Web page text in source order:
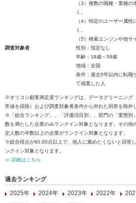
（3）複数の職種・業種
く。
（4）特定のユーザー属
く。
（5）検索エンジンや他サ
調査対象者
性別：指定なし
年齢：18歳～59歳
地域：全国
条件：過去5年以内に転職
て就業した人
※オリコン顧客満足度ランキングは、データクリーニング
常値を排除）および調査対象者条件から外れた回答を除外
※「総合ランキング」、「評価項目別」、部門の「業態別
数を満たした企業のみランクイン対象となります。その他
定人数の半数以上の企業がランクイン対象となります。
※総合得点が60.00点以上で、他人に薦めたくないと回答
ンクイン対象となります。
≫ 詳細はこちら
過去ランキング
2025年
2024年 2023年 2022年